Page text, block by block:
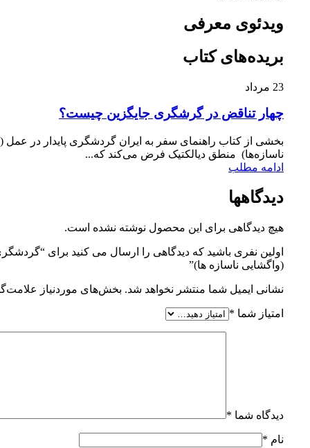
ویدئوی معرفی
بریده‌های کتاب
23 مرداد
چهار تناقض در گرشگری جایگزین چیست؟
بخشی از کتاب راهنمای سفر به ایران گردشگری پایدار در عمل
ناسازه‌ها) منطق دیالکتیک فرض می‌کند که...
ادامه مطلب
دیدگاهها
هیچ دیدگاهی برای این محصول نوشته نشده است.
اولین نفری باشید که دیدگاهی را ارسال می کنید برای
(واگشایی ناسازه‌ ها)”
نشانی ایمیل شما منتشر نخواهد شد. بخش‌های موردنیاز
امتیاز شما *
دیدگاه شما *
نام *